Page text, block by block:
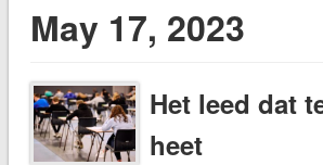
May 17, 2023
Het leed dat
heet